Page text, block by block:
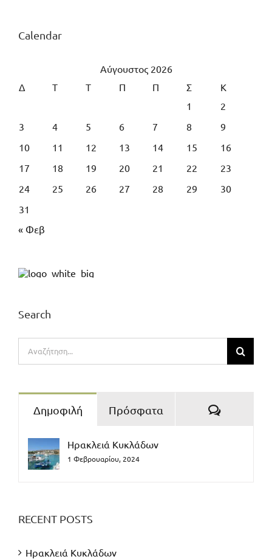
Calendar
Αύγουστος 2026
Δ
Τ Τ Π Π Σ
Κ
1
2
3
4 5 6 7 8
9
10
11 12 13 14 15
16
17
18 19 20 21 22
23
24
25 26 27 28 29
30
31
« Φεβ
Search
Αναζήτηση
για:
Δημοφιλή Πρόσφατα Σχόλια
Ηρακλειά Κυκλάδων
1 Φεβρουαρίου, 2024
RECENT POSTS
Ηρακλειά Κυκλάδων